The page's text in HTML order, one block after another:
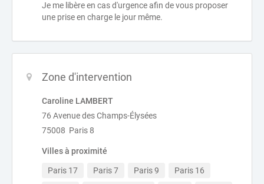
Je me libère en cas d'urgence afin de vous proposer
une prise en charge le jour même.
Zone d'intervention
Caroline LAMBERT
76 Avenue des Champs-Élysées
75008 Paris 8
Villes à proximité
Paris 17 Paris 7 Paris 9
Paris 16